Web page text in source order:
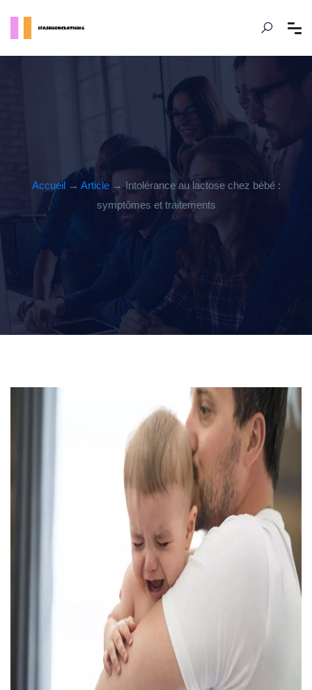
Accueil→ Article→ Intolérance au lactose chez bébé :
symptômes et traitements